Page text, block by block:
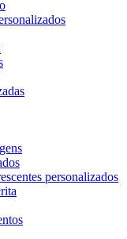
personalizados